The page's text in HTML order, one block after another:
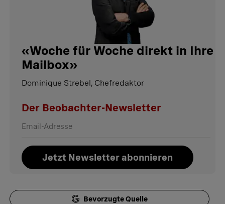
«Woche für Woche direkt in Ihre
Mailbox»
Dominique Strebel, Chefredaktor
Der Beobachter-Newsletter
Jetzt Newsletter abonnieren
Bevorzugte Quelle